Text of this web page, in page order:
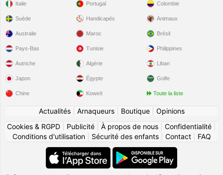
Italie
Suède
Portugal
Handicapés
Colombie
Animaux
Australie
Pays-Bas
Autriche
Japon
Chine
Maroc
Tunisie
Algérie
Égypte
Koweït
Brésil
Philippines
Liban
Golfe
Toute la liste
Actualités| Arnaqueurs| Boutique| Opinions
Cookies & RGPD
Publicité À propos de nous Confidentialité
Conditions d'utilisation| Sécurité des enfants| Contact| FAQ